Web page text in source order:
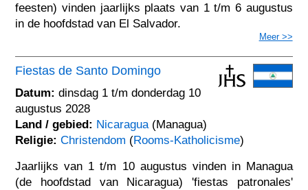
feesten) vinden jaarlijks plaats van 1 t/m 6 augustus
in de hoofdstad van El Salvador.
Meer >>
Fiestas de Santo Domingo
Datum: dinsdag 1 t/m donderdag 10
augustus 2028
Land / gebied: Nicaragua (Managua)
Religie: Christendom (Rooms-Katholicisme)
Jaarlijks van 1 t/m 10 augustus vinden in Managua
(de hoofdstad van Nicaragua) 'fiestas patronales'